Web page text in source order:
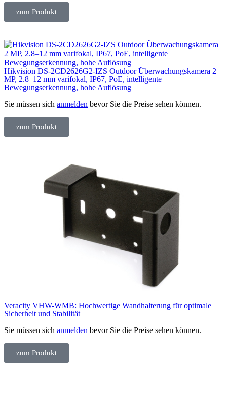
zum Produkt
Hikvision DS-2CD2626G2-IZS Outdoor Überwachungskamera 2
MP, 2.8–12 mm varifokal, IP67, PoE, intelligente
Bewegungserkennung, hohe Auflösung
Sie müssen sich anmelden bevor Sie die Preise sehen können.
zum Produkt
Veracity VHW-WMB: Hochwertige Wandhalterung für optimale
Sicherheit und Stabilität
Sie müssen sich anmelden bevor Sie die Preise sehen können.
zum Produkt